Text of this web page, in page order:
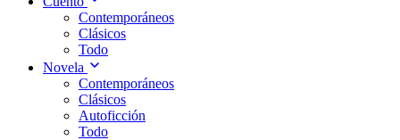
Contemporáneos
Clásicos
Todo
Novela
Contemporáneos
Clásicos
Autoficción
Todo